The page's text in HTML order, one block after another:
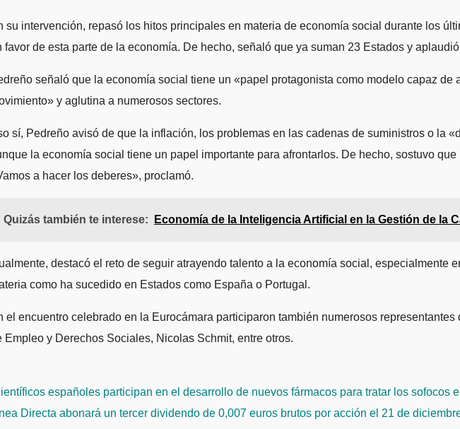
su intervención, repasó los hitos principales en materia de economía social durante los
favor de esta parte de la economía. De hecho, señaló que ya suman 23 Estados y
señaló que la economía social tiene un «papel protagonista como modelo capaz
y aglutina a numerosos sectores.
sí, Pedreño avisó de que la inflación, los problemas en las cadenas de suministros o la
la economía social tiene un papel importante para afrontarlos. De hecho, sostuvo
a hacer los deberes», proclamó.
Quizás también te interese: Economía de la Inteligencia Artificial en la Gestión de la
destacó el reto de seguir atrayendo talento a la economía social,
como ha sucedido en Estados como España o Portugal.
el encuentro celebrado en la Eurocámara participaron también numerosos
Empleo y Derechos Sociales, Nicolas Schmit, entre otros.
españoles participan en el desarrollo de nuevos fármacos para tratar los sofocos
Directa abonará un tercer dividendo de 0,007 euros brutos por acción el 21 de